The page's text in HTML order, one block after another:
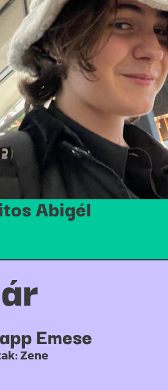
Abigél
Emese
Zene